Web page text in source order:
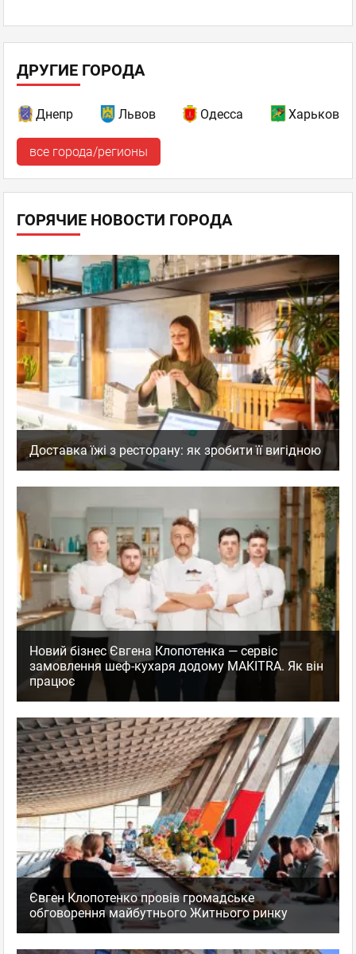
ДРУГИЕ ГОРОДА
Днепр Львов Одесса Харьков
все города/регионы
ГОРЯЧИЕ НОВОСТИ ГОРОДА
Доставка їжі з ресторану: як зробити її вигідною
Новий бізнес Євгена Клопотенка — сервіс
замовлення шеф-кухаря додому MAKITRA. Як він
працює
Євген Клопотенко провів громадське
обговорення майбутнього Житнього ринку